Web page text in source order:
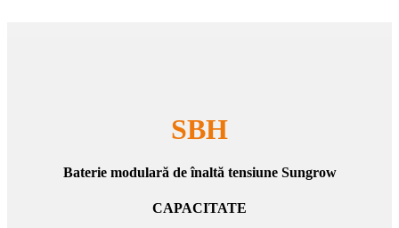
SBH
Baterie modulară de înaltă tensiune Sungrow
CAPACITATE